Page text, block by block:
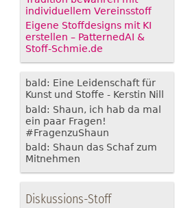
individuellem Vereinsstoff
Eigene Stoffdesigns mit KI
erstellen – PatternedAI &
Stoff-Schmie.de
bald: Eine Leidenschaft für
Kunst und Stoffe - Kerstin Nill
bald: Shaun, ich hab da mal
ein paar Fragen!
#FragenzuShaun
bald: Shaun das Schaf zum
Mitnehmen
Diskussions-Stoff